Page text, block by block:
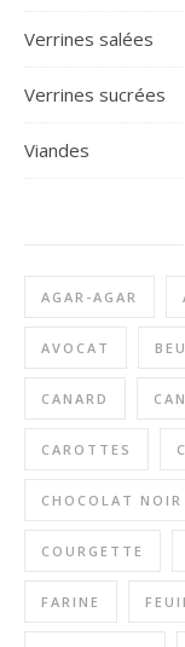
Verrines salées
Verrines sucrées
Viandes
AGAR-AGAR
AVOCAT
CANARD
CAROTTES
CHOCOLAT NOIR
COURGETTE
FARINE